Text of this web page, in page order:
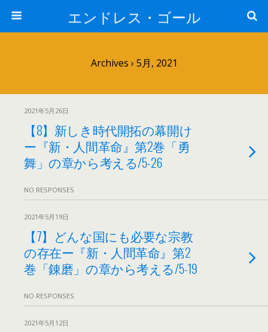
エンドレス・ゴール
Archives › 5月, 2021
2021年5月26日
【8】新しき時代開拓の幕開け
ー『新・人間革命』第2巻「勇
舞」の章から考える/5-26
NO RESPONSES
2021年5月19日
【7】どんな国にも必要な宗教
の存在ー『新・人間革命』第2
巻「錬磨」の章から考える/5-19
NO RESPONSES
2021年5月12日